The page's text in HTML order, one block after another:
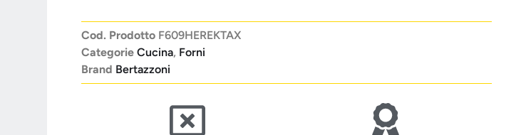
Cod. Prodotto F609HEREKTAX
Categorie Cucina, Forni
Brand Bertazzoni